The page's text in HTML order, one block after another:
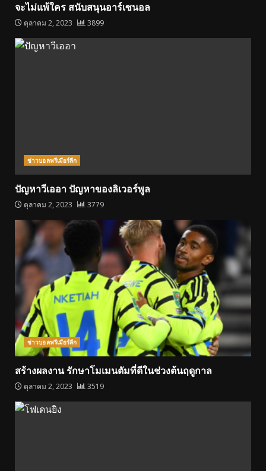
จะไม่แพ้ใคร สนับสนุนอาร์เซนอล
ตุลาคม 2, 2023 3899
ข่าวบอลพรีเมียร์ลีก
ปัญหาวีเออา ปัญหาของลิเวอร์พูล
ตุลาคม 2, 2023 3779
ข่าวบอลพรีเมียร์ลีก
สร้างผลงาน รักษาโมเมนตัมที่ดีในช่วงต้นฤดูกาล
ตุลาคม 2, 2023 3519